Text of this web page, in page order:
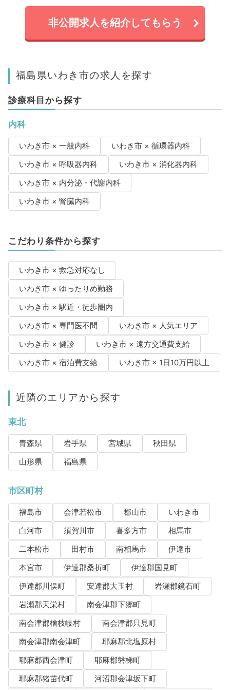
非公開求人を紹介してもらう
福島県いわき市の求人を探す
診療科目から探す
内科
いわき市 × 一般内科
いわき市 × 循環器内科
いわき市 × 呼吸器内科
いわき市 × 消化器内科
いわき市 × 内分泌・代謝内科
いわき市 × 腎臓内科
こだわり条件から探す
いわき市 × 救急対応なし
いわき市 × ゆったりめ勤務
いわき市 × 駅近・徒歩圏内
いわき市 × 専門医不問
いわき市 × 人気エリア
いわき市 × 健診
いわき市 × 遠方交通費支給
いわき市 × 宿泊費支給
いわき市 × 1日10万円以上
近隣のエリアから探す
東北
青森県 岩手県 宮城県
秋田県
山形県
福島県
市区町村
福島市 会津若松市 郡山市
いわき市
白河市
須賀川市 喜多方市
相馬市
二本松市
田村市 南相馬市
伊達市
本宮市
伊達郡桑折町
伊達郡国見町
伊達郡川俣町
安達郡大玉村
岩瀬郡鏡石町
岩瀬郡天栄村
南会津郡下郷町
南会津郡檜枝岐村
南会津郡只見町
南会津郡南会津町
耶麻郡北塩原村
耶麻郡西会津町
耶麻郡磐梯町
耶麻郡猪苗代町
河沼郡会津坂下町